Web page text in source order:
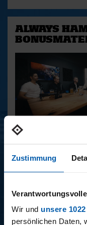
Zustimmung
Wir und unsere
persönlichen Daten,
ALWAYS
15.12.2025